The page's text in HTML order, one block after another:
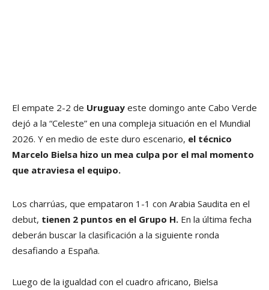
El empate 2-2 de Uruguay este domingo ante Cabo Verde
dejó a la “Celeste” en una compleja situación en el Mundial
2026. Y en medio de este duro escenario, el técnico
Marcelo Bielsa hizo un mea culpa por el mal momento
que atraviesa el equipo.
Los charrúas, que empataron 1-1 con Arabia Saudita en el
debut, tienen 2 puntos en el Grupo H. En la última fecha
deberán buscar la clasificación a la siguiente ronda
desafiando a España.
Luego de la igualdad con el cuadro africano, Bielsa